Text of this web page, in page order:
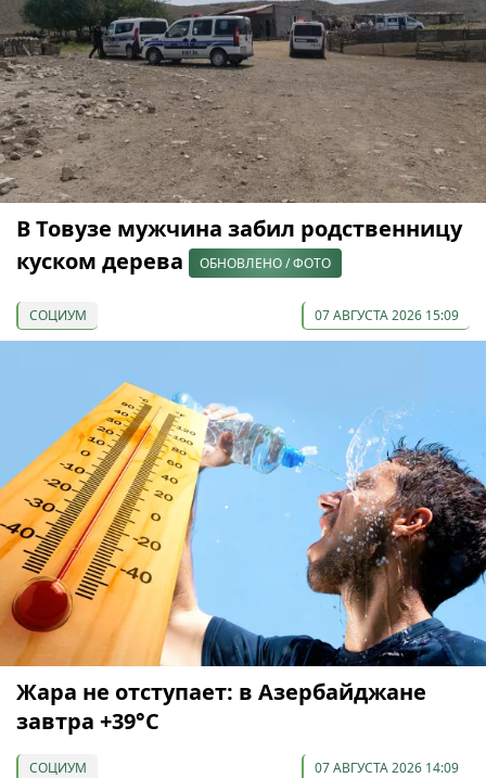
В Товузе мужчина забил родственницу
куском дерева
ОБНОВЛЕНО / ФОТО
СОЦИУМ 07 АВГУСТА 2026 15:09
Жара не отступает: в Азербайджане
завтра +39°С
СОЦИУМ 07 АВГУСТА 2026 14:09